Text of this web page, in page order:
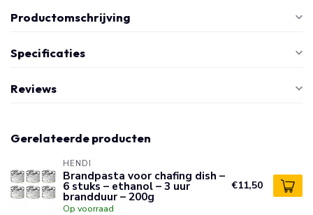
Productomschrijving
Specificaties
Reviews
Gerelateerde producten
HENDI
Brandpasta voor chafing dish –
6 stuks – ethanol – 3 uur
brandduur – 200g
Op voorraad
€11,50